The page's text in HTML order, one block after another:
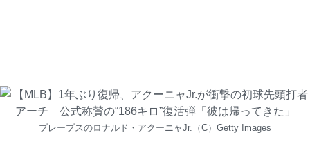
ブレーブスのロナルド・アクーニャJr.（C）Getty Images